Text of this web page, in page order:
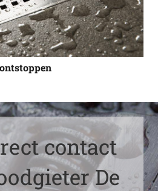
contact
De